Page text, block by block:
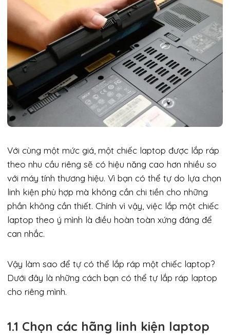
Với cùng một mức giá, một chiếc laptop được lắp ráp
theo nhu cầu riêng sẽ có hiệu năng cao hơn nhiều so
với máy tính thương hiệu. Vì bạn có thể tự do lựa chọn
linh kiện phù hợp mà không cần chi tiền cho những
phần không cần thiết. Chính vì vậy, việc lắp một chiếc
laptop theo ý mình là điều hoàn toàn xứng đáng để
can nhắc.
Vậy làm sao để tự có thể lắp ráp một chiếc laptop?
Dưới đây là những cách bạn có thể tự lắp ráp laptop
cho riêng mình.
1.1 Chọn các hãng linh kiện laptop